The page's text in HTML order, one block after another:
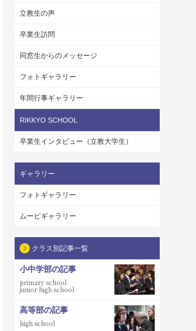
立教生の声
卒業生訪問
同窓生からのメッセージ
フォトギャラリー
年間行事ギャラリー
RIKKYO SCHOOL
卒業生インタビュー（立教大学生）
ギャラリー
フォトギャラリー
ムービギャラリー
クラス別記事一覧
小中学部の記事
primary school
junior high school
高等部の記事
high school